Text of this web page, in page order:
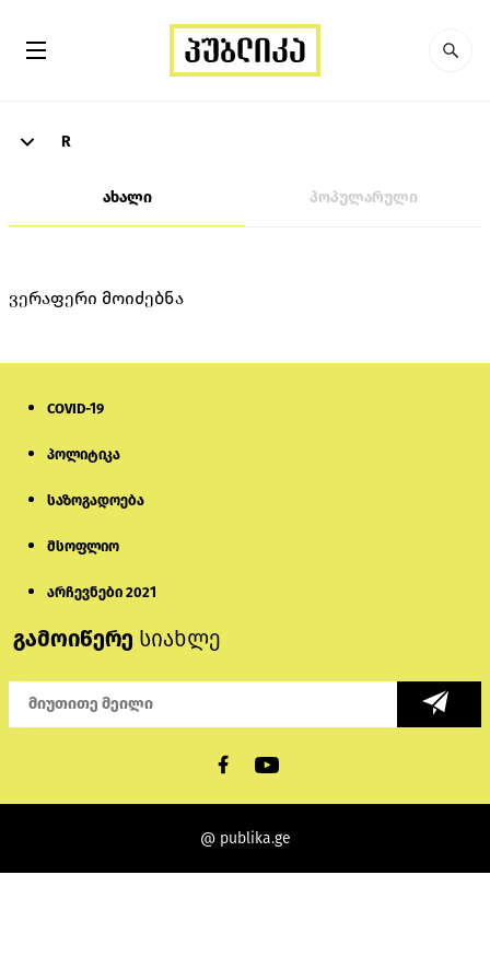
R
ახალი პოპულარული
ვერაფერი მოიძებნა
COVID-19
პოლიტიკა
საზოგადოება
მსოფლიო
არჩევნები 2021
გამოიწერე სიახლე
@ publika.ge